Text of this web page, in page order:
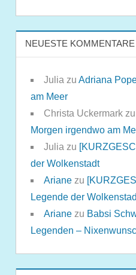
NEUESTE KOMMENTARE
Julia zu Adriana
am Meer
Christa Uckermarkzu
Morgen irgendwo am
Julia zu
der Wolkenstadt
Arianezu
Legende der
Arianezu Babsi
Legenden –